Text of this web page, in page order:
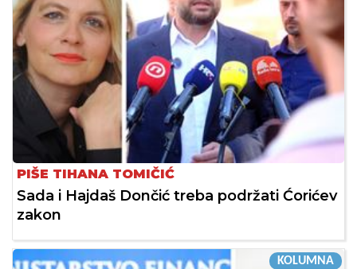
PIŠE TIHANA TOMIČIĆ
Sada i Hajdaš Dončić treba podržati Ćorićev
zakon
KOLUMNA